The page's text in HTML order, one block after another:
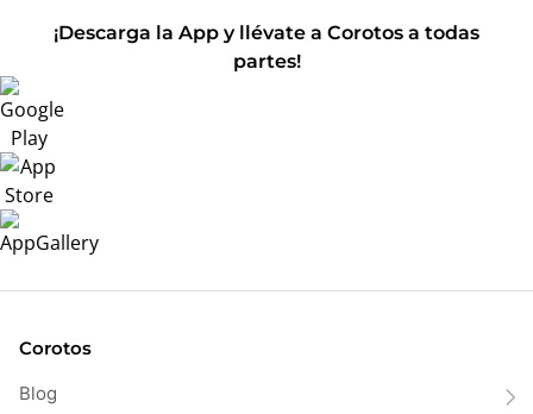
¡Descarga la App y llévate a Corotos a todas
partes!
Corotos
Blog